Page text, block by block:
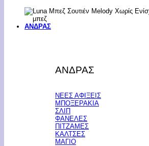
ΑΝΔΡΑΣ
ΑΝΔΡΑΣ
ΝΕΕΣ ΑΦΙΞΕΙΣ
ΜΠΟΞΕΡΑΚΙΑ
ΣΛΙΠ
ΦΑΝΕΛΕΣ
ΠΙΤΖΑΜΕΣ
ΚΑΛΤΣΕΣ
ΜΑΓΙΟ